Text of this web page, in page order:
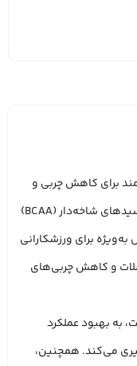
برای کاهش چربی و
حفظ توده عضلانی است که ترکیبی از آمینواسیدهای شاخه‌دار (BCAA)
برای ورزشکارانی
و کاهش چربی‌های
به بهبود عملکرد
می‌کند. همچنین،